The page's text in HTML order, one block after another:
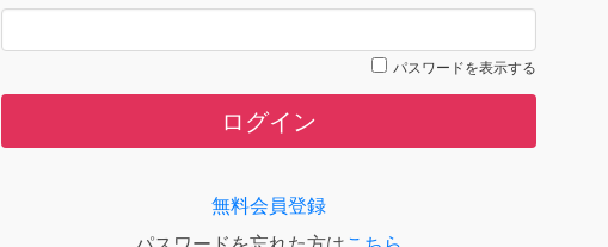
パスワードを表示する
ログイン
無料会員登録